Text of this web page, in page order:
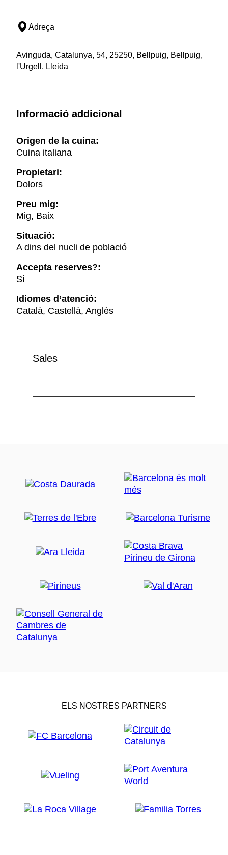
Adreça
Avinguda, Catalunya, 54, 25250, Bellpuig, Bellpuig,
l'Urgell, Lleida
Informació addicional
Origen de la cuina:
Cuina italiana
Propietari:
Dolors
Preu mig:
Mig, Baix
Situació:
A dins del nucli de població
Accepta reserves?:
Sí
Idiomes d’atenció:
Català, Castellà, Anglès
Sales
ELS NOSTRES PARTNERS